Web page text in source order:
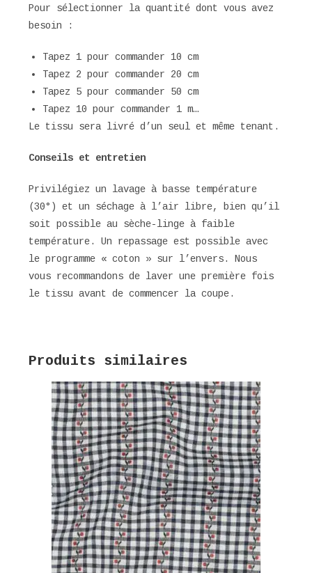
Pour sélectionner la quantité dont vous avez
besoin :
Tapez 1 pour commander 10 cm
Tapez 2 pour commander 20 cm
Tapez 5 pour commander 50 cm
Tapez 10 pour commander 1 m…
Le tissu sera livré d’un seul et même tenant.
Conseils et entretien
Privilégiez un lavage à basse température
(30°) et un séchage à l’air libre, bien qu’il
soit possible au sèche-linge à faible
température. Un repassage est possible avec
le programme « coton » sur l’envers. Nous
vous recommandons de laver une première fois
le tissu avant de commencer la coupe.
Produits similaires